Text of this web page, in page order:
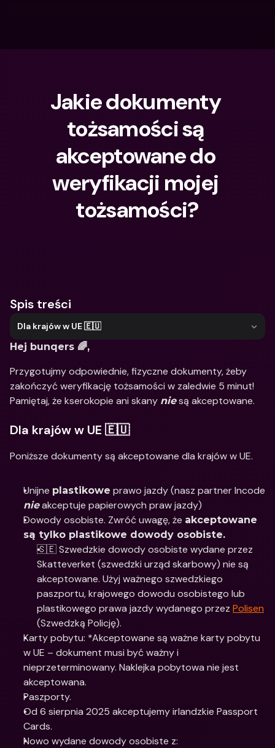
Jakie dokumenty
tożsamości są
akceptowane do
weryfikacji mojej
tożsamości?
Spis treści
Dla krajów w UE 🇪🇺
Hej bunqers 🌈,
Przygotujmy odpowiednie, fizyczne dokumenty, żeby
zakończyć weryfikację tożsamości w zaledwie 5 minut!
Pamiętaj, że kserokopie ani skany nie są akceptowane.
Dla krajów w UE 🇪🇺
Poniższe dokumenty są akceptowane dla krajów w UE.
Unijne plastikowe
nie akceptuje papierowych praw jazdy)
Dowody osobiste. Zwróć uwagę, że akceptowane
są tylko plastikowe dowody osobiste.
🇸🇪 Szwedzkie dowody osobiste wydane przez
Skatteverket (szwedzki urząd skarbowy) nie są
akceptowane. Użyj ważnego szwedzkiego
paszportu, krajowego dowodu osobistego lub
plastikowego prawa jazdy wydanego przez Polisen
(Szwedzką Policję).
Karty pobytu: *Akceptowane są ważne karty pobytu
w UE – dokument musi być ważny i
nieprzeterminowany. Naklejka pobytowa nie jest
akceptowana.
Paszporty.
Od 6 sierpnia 2025 akceptujemy irlandzkie Passport
Cards.
Nowo wydane dowody osobiste z: